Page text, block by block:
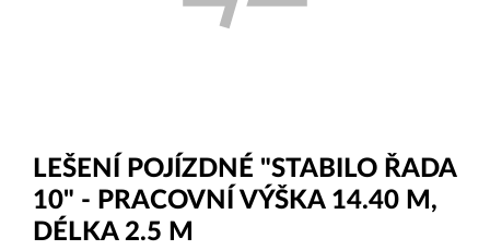
LEŠENÍ POJÍZDNÉ "STABILO ŘADA
10" - PRACOVNÍ VÝŠKA 14.40 M,
DÉLKA 2.5 M